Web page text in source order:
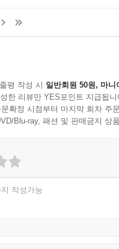
평 작성 시 일반회원 50원, 마니
한 리뷰만 YES포인트 지급됩니
확정 시점부터 마지막 회차 주
Blu-ray, 패션 및 판매금지 상
작성가능